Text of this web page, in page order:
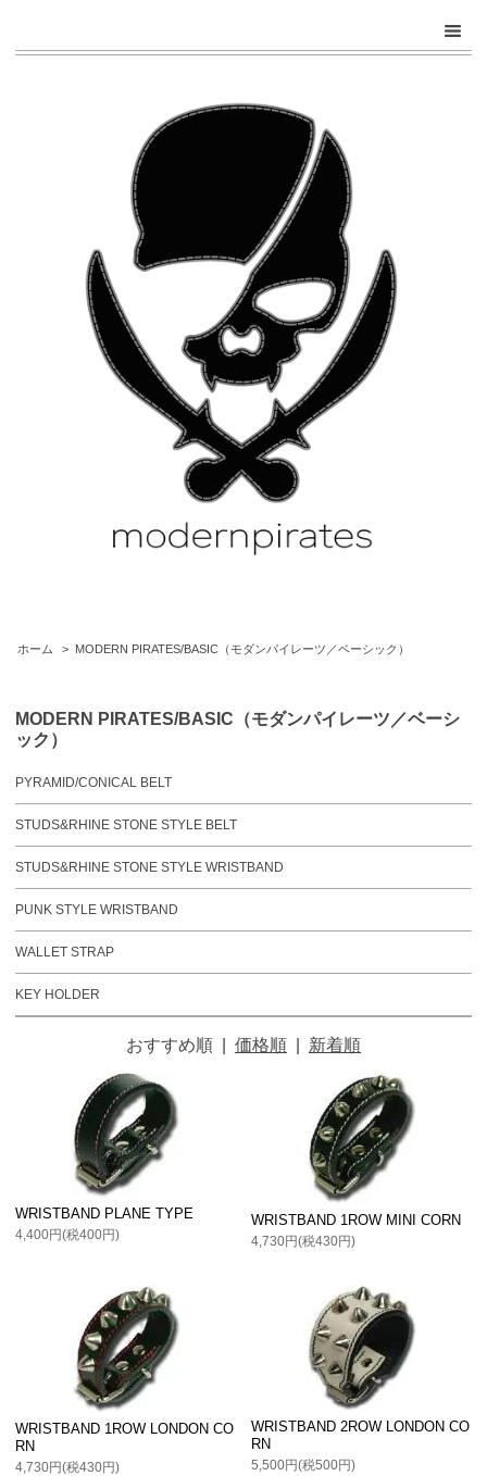
ホーム > MODERN PIRATES/BASIC（モダンパイレーツ／ベーシック）
MODERN PIRATES/BASIC（モダンパイレーツ／ベーシ
ック）
PYRAMID/CONICAL BELT
STUDS&RHINE STONE STYLE BELT
STUDS&RHINE STONE STYLE WRISTBAND
PUNK STYLE WRISTBAND
WALLET STRAP
KEY HOLDER
おすすめ順 価格順 新着順
WRISTBAND PLANE TYPE
4,400円(税400円)
WRISTBAND 1ROW MINI CORN
4,730円(税430円)
WRISTBAND 1ROW LONDON CO
RN
4,730円(税430円)
WRISTBAND 2ROW LONDON CO
RN
5,500円(税500円)